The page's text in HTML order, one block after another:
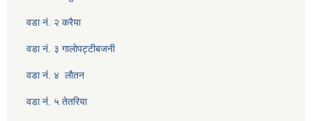
वडा नं. २ करैया
वडा नं. ३ गालाेपट्टीबजनी
वडा नंं. ४ लाैतन
वडा नंं. ५ तेतरिया